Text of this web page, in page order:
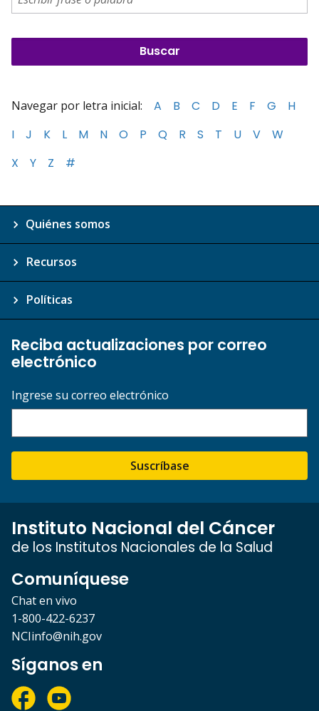
Navegar por letra inicial: A B C D E F G
H
I
J K L M N O P Q R S T U V
W
X
Y Z #
Quiénes somos
Recursos
Políticas
Reciba actualizaciones por correo
electrónico
Ingrese su correo electrónico
Suscríbase
Instituto Nacional del Cáncer
de los Institutos Nacionales de la Salud
Comuníquese
Chat en vivo
1-800-422-6237
NCIinfo@nih.gov
Síganos en